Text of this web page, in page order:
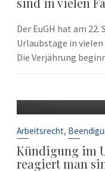
Der EuGH hat am
Urlaubstage in
Die Verjährung
Arbeitsrecht,
Kündigung im
reagiert man